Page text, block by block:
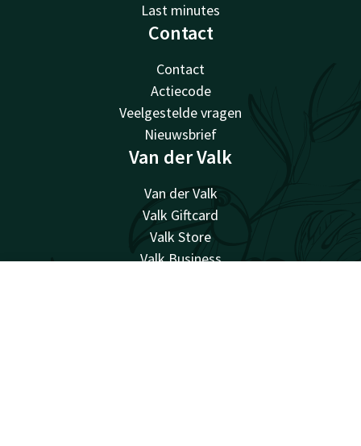
Last minutes
Contact
Contact
Actiecode
Veelgestelde vragen
Nieuwsbrief
Van der Valk
Van der Valk
Valk Giftcard
Valk Store
Valk Business